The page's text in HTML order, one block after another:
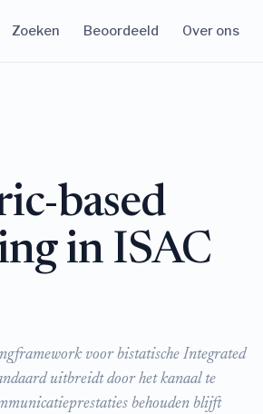
Zoeken Beoordeeld Over ons
based
in ISAC
voor bistatische Integrated
uitbreidt door het kanaal te
behouden blijft